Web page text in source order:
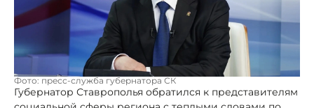
Фото: пресс-служба губернатора СК
Губернатор Ставрополья обратился к представителям